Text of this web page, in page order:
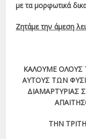
με τα μορφωτικά
Ζητάμε την άμεση
ΚΑΛΟΥΜΕ ΟΛΟΥΣ
ΑΥΤΟΥΣ ΤΩΝ
ΔΙΑΜΑΡΤΥΡΙΑΣ
ΤΗΝ